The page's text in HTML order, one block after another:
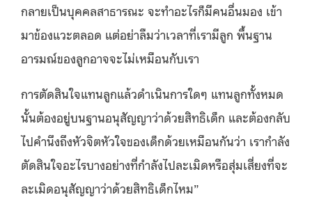
กลายเป็นบุคคลสาธารณะ จะทำอะไรก็มีคนอื่นมอง เข้า
มาข้องแวะตลอด แต่อย่าลืมว่าเวลาที่เรามีลูก พื้นฐาน
อารมณ์ของลูกอาจจะไม่เหมือนกับเรา
การตัดสินใจแทนลูกแล้วดำเนินการใดๆ แทนลูกทั้งหมด
นั้นต้องอยู่บนฐานอนุสัญญาว่าด้วยสิทธิเด็ก และต้องกลับ
ไปคำนึงถึงหัวจิตหัวใจของเด็กด้วยเหมือนกันว่า เรากำลัง
ตัดสินใจอะไรบางอย่างที่กำลังไปละเมิดหรือสุ่มเสี่ยงที่จะ
ละเมิดอนุสัญญาว่าด้วยสิทธิเด็กไหม”